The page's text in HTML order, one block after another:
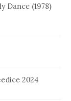
Dance (1978)
2024